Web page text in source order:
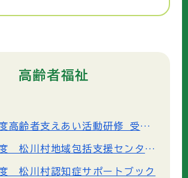
高齢者福祉
令和8年度高齢者支えあい活動研修 受講者募集
令和8年度 松川村地域包括支援センター（高齢者福祉サービスに関わる）パンフレット
松川村認知症サポートブック